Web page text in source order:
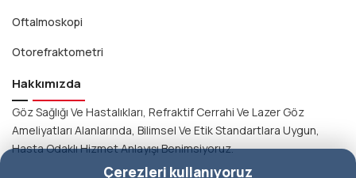
Oftalmoskopi
Otorefraktometri
Hakkımızda
Göz Sağlığı Ve Hastalıkları, Refraktif Cerrahi Ve Lazer Göz
Ameliyatları Alanlarında, Bilimsel Ve Etik Standartlara Uygun,
Hasta Odaklı Hizmet Anlayışı Benimsiyoruz.
Çerezleri kullanıyoruz